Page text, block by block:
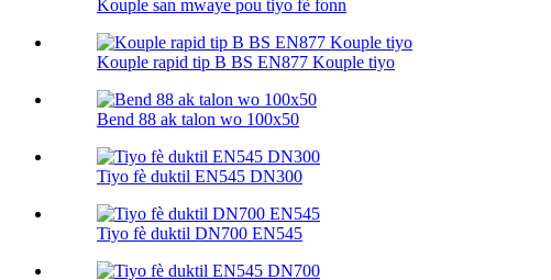
Kouple san mwaye pou tiyo fè fonn
Kouple rapid tip B BS EN877 Kouple tiyo
Bend 88 ak talon wo 100х50
Tiyo fè duktil EN545 DN300
Tiyo fè duktil DN700 EN545